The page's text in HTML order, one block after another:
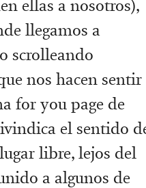
ellas a nosotros),
llegamos a
scrolleando
nos hacen sentir
for you page de
el sentido
libre, lejos del
a algunos de